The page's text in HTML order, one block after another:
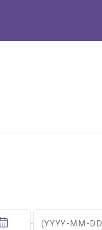
- (YYYY-MM-